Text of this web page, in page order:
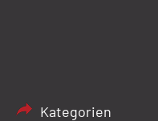
Kategorien